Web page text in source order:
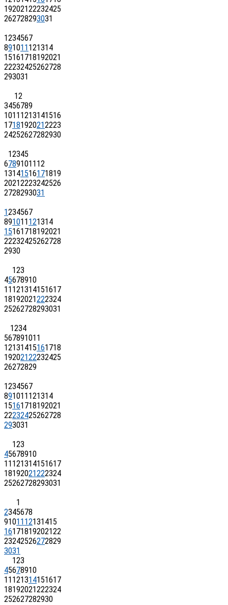
19202122232425
262728293031
1234567
891011 121314
15161718192021
22232425262728
293031
12
3456789
1011 1213141516
17181920212223
24252627282930
12345
67891011 12
13141516171819
20212223242526
2728293031
1234567
891011 121314
15161718192021
22232425262728
2930
123
45678910
11 121314151617
18192021222324
25262728293031
1234
567891011
12131415161718
19202122232425
26272829
1234567
891011 121314
15161718192021
22232425262728
293031
123
45678910
11 121314151617
18192021222324
25262728293031
1
2345678
91011 12131415
16171819202122
23242526272829
3031
123
45678910
11 121314151617
18192021222324
252627282930